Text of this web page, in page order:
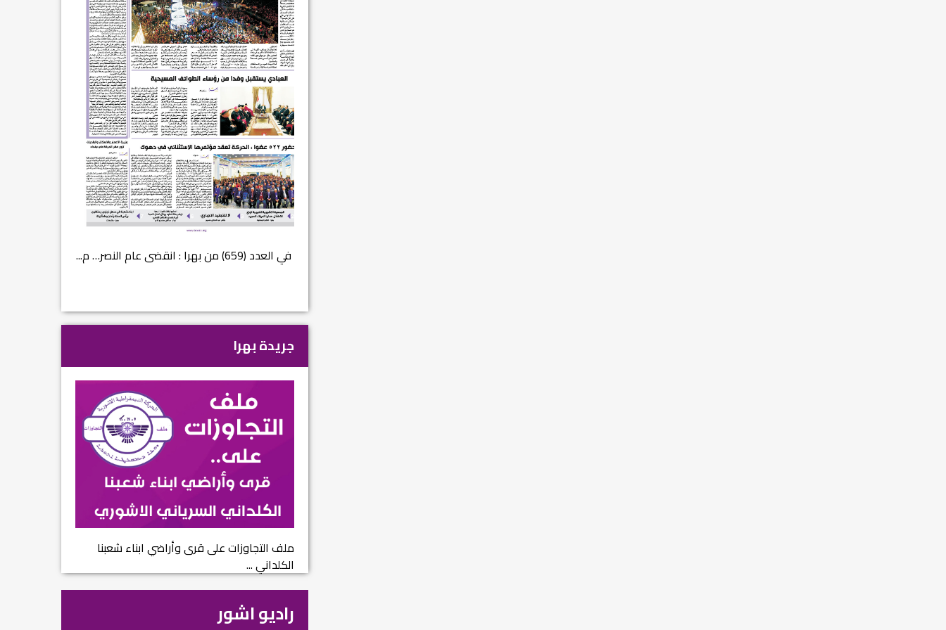
في العدد (659) من بهرا : انقضى عام النصر… م...
جريدة بهرا
ملف التجاوزات على قرى وأراضي ابناء شعبنا
الكلداني ...
راديو اشور